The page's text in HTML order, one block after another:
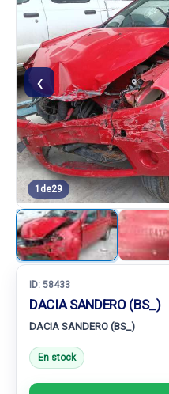
‹
1 de29
ID: 58433
DACIA SANDERO (BS_)
DACIA SANDERO (BS_)
En stock